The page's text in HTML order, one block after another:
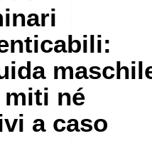
miti né
a caso